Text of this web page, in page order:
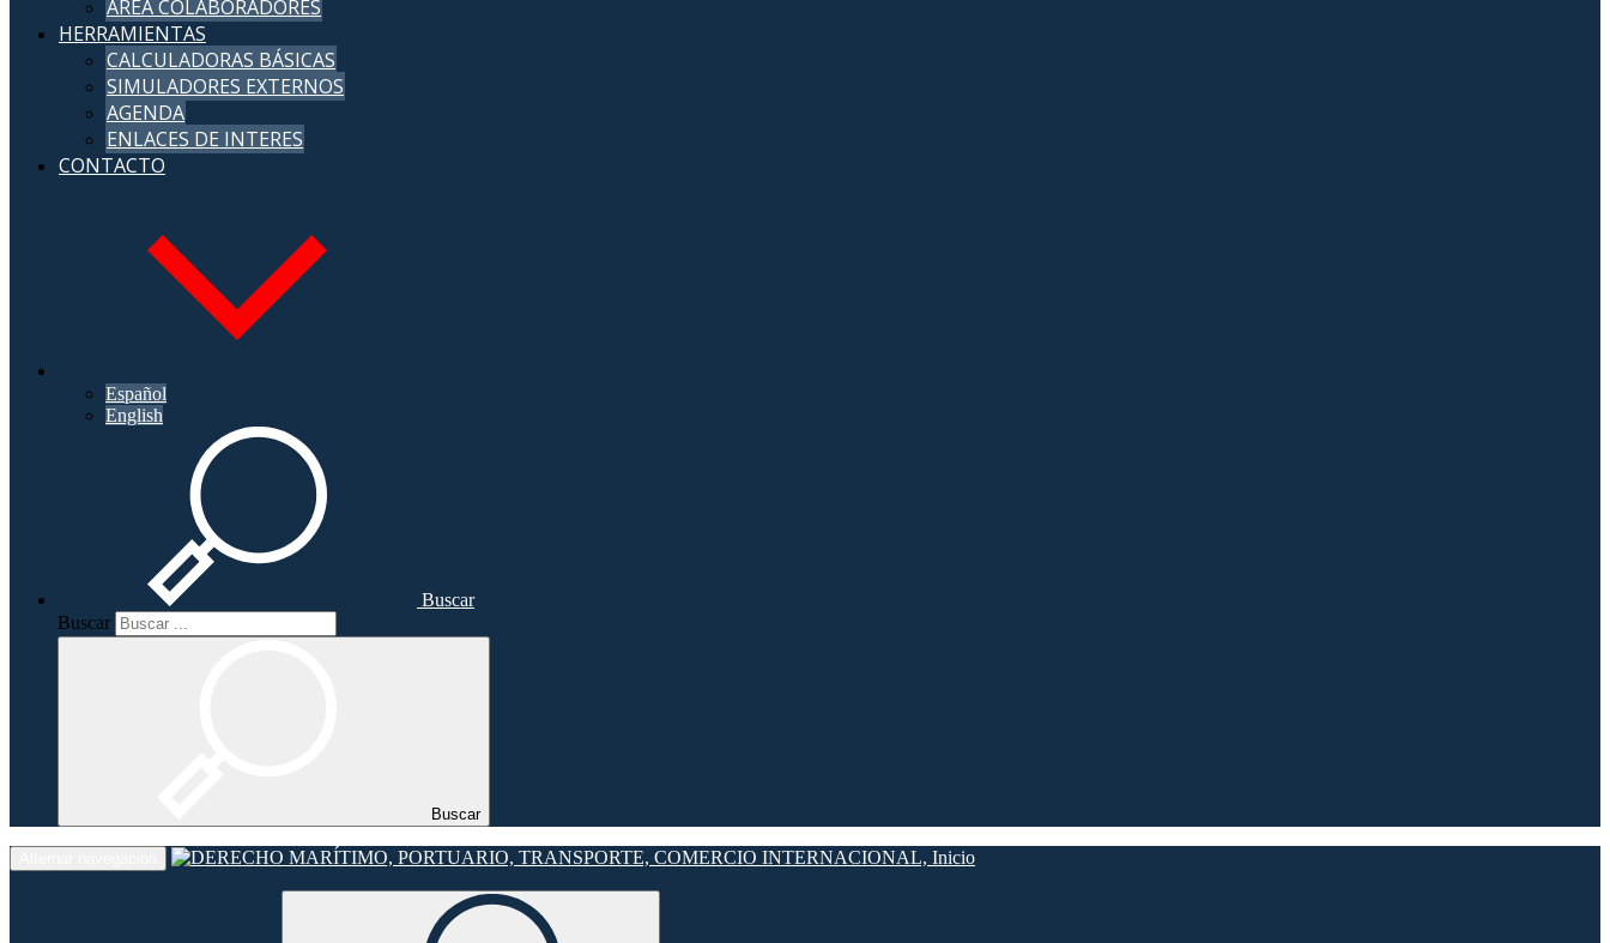
ÁREA COLABORADORES
HERRAMIENTAS
CALCULADORAS BÁSICAS
SIMULADORES EXTERNOS
AGENDA
ENLACES DE INTERES
CONTACTO
Español
English
Buscar
Buscar
Buscar
Inicio